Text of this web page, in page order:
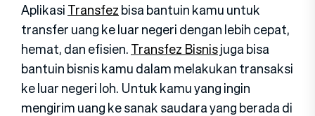
AplikasiTransfezbisa bantuin kamu untuk
transfer uang ke luar negeri dengan lebih cepat,
hemat, dan efisien.Transfez Bisnisjuga bisa
bantuin bisnis kamu dalam melakukan transaksi
ke luar negeri loh. Untuk kamu yang ingin
mengirim uang ke sanak saudara yang berada di